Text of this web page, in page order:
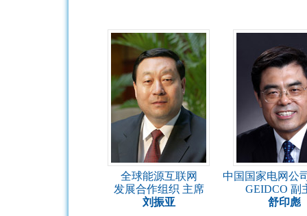
全球能源互联网
发展合作组织 主席
刘振亚
中国国家电网公
GEIDCO 副
舒印彪